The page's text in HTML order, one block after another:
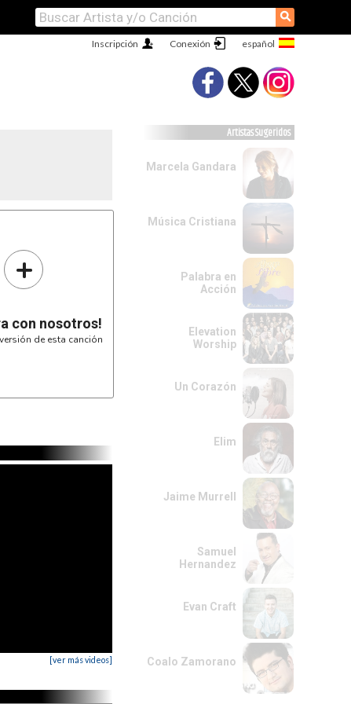
⚲
Conexión
Inscripción
+
con nosotros!
de esta canción
[ver más videos]
Artistas Sugeridos
Marcela Gandara
Música Cristiana
Palabra en
Acción
Elevation
Worship
Un Corazón
Elim
Jaime Murrell
Samuel
Hernandez
Evan Craft
Coalo Zamorano